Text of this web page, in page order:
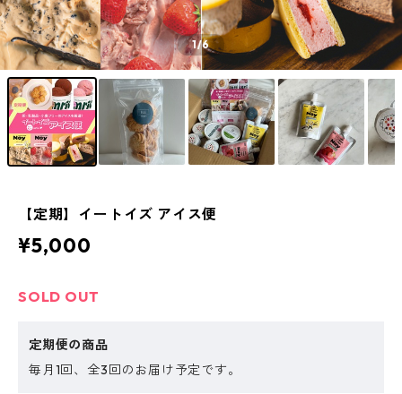
1/6
【定期】イートイズ アイス便
¥5,000
SOLD OUT
定期便の商品
毎月1回、全3回のお届け予定です。